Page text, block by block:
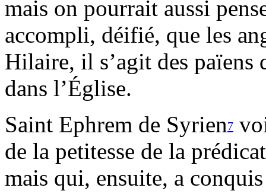
mais on pourrait aussi
accompli, déifié, que les
Hilaire, il s’agit des
dans l’Église.
Saint Ephrem de Syrien7
de la petitesse de la
mais qui, ensuite, a